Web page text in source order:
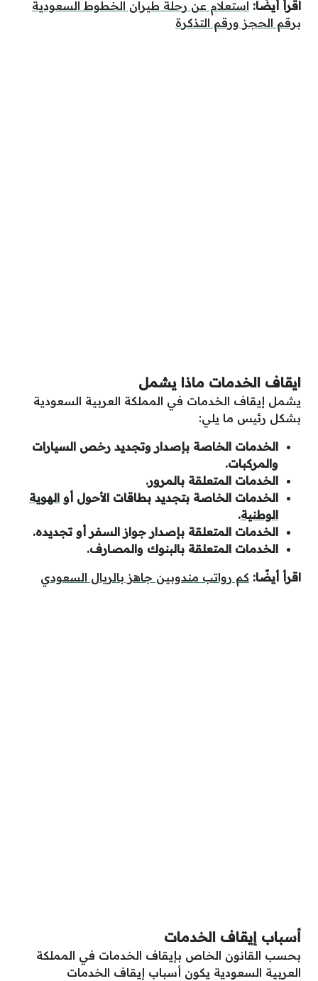
اقرأ أيضًا: استعلام عن رحلة طيران الخطوط السعودية
برقم الحجز ورقم التذكرة
ايقاف الخدمات ماذا يشمل
يشمل إيقاف الخدمات في المملكة العربية السعودية
بشكل رئيس ما يلي:
الخدمات الخاصة بإصدار وتجديد رخص السيارات
والمركبات.
الخدمات المتعلقة بالمرور.
الخدمات الخاصة بتجديد بطاقات الأحول أو الهوية
الوطنية.
الخدمات المتعلقة بإصدار جواز السفر أو تجديده.
الخدمات المتعلقة بالبنوك والمصارف.
اقرأ أيضًا: كم رواتب مندوبين جاهز بالريال السعودي
أسباب إيقاف الخدمات
بحسب القانون الخاص بإيقاف الخدمات في المملكة
العربية السعودية يكون أسباب إيقاف الخدمات